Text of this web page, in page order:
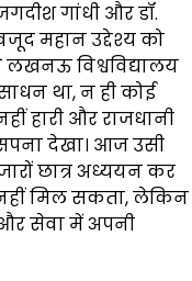
गांधी और डॉ.
महान उद्देश्य को
विश्वविद्यालय
था, न ही कोई
हारी और राजधानी
देखा। आज उसी
छात्र अध्ययन कर
नहीं मिल सकता, लेकिन
और सेवा में अपनी